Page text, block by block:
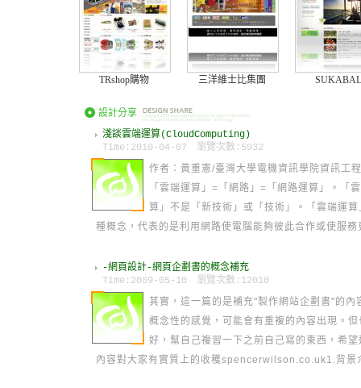
TRshop購物 三洋維士比集團
設計分享
淺談雲端運算(CloudComputing)
Time:2010-04-07 瀏覽次數:5932
作者：黃重憲/臺灣大學電機資訊學院資訊工
「雲端運算」=「網路」=「網路運算」。「
算」不是「新技術」或「技術」。「雲端運
種概念，代表的是利用網路使電腦能夠彼此合作或使服務
Google在去年初宣布於台灣啟動「「雲端運算」學術計
More )
-網頁設計-網頁企劃書的概念補充
Time:2009-05-10 瀏覽次數:12010
其實，這一篇的是補充"製作網站企劃書"的內
概念性的感覺，可能會有重複的內容出現。但
好，幫自己複習一下之前自己寫的東西，希
內容對大家有實質上的收穫spencerwilson.co.uk1.背景